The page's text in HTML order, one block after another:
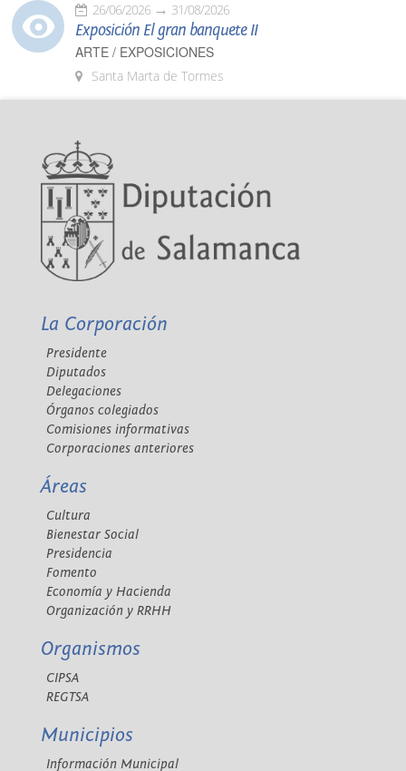
26/06/2026 31/08/2026
Exposición El gran banquete II
ARTE / EXPOSICIONES
Santa Marta de Tormes
La Corporación
Presidente
Diputados
Delegaciones
Órganos colegiados
Comisiones informativas
Corporaciones anteriores
Áreas
Cultura
Bienestar Social
Presidencia
Fomento
Economía y Hacienda
Organización y RRHH
Organismos
CIPSA
REGTSA
Municipios
Información Municipal